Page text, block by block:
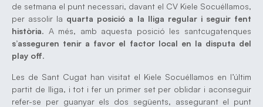
de setmana el punt necessari, davant el CV Kiele Socuéllamos,
per assolir la quarta posició a la lliga regular i seguir fent
història. A més, amb aquesta posició les santcugatenques
s’asseguren tenir a favor el factor local en la disputa del
play off.
Les de Sant Cugat han visitat el Kiele Socuéllamos en l’últim
partit de lliga, i tot i fer un primer set per oblidar i aconseguir
refer-se per guanyar els dos següents, assegurant el punt